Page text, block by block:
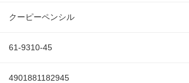
クーピーペンシル
61-9310-45
4901881182945